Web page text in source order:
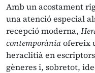
Amb un acostament
una atenció especial
recepció moderna,
contemporàniaofereix
heraclitià en
gèneres i, sobretot,